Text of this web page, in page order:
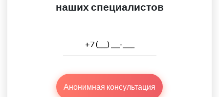
наших специалистов
Анонимная консультация